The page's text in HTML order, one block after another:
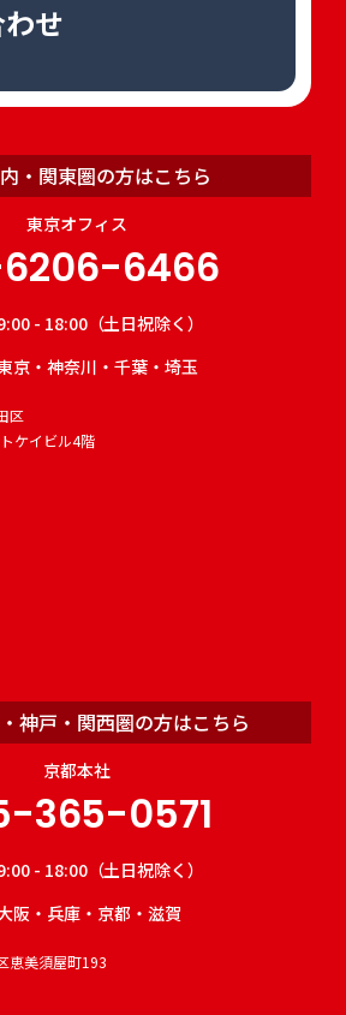
せ
・関東圏の方はこちら
東京オフィス
6466
- 18:00（土日祝除く）
京・神奈川・千葉・埼玉
区
ケイビル4階
神戸・関西圏の方はこちら
京都本社
365-0571
- 18:00（土日祝除く）
阪・兵庫・京都・滋賀
恵美須屋町193